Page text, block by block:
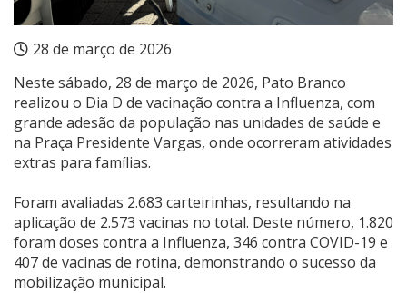
28 de março de 2026
Neste sábado, 28 de março de 2026, Pato Branco
realizou o Dia D de vacinação contra a Influenza, com
grande adesão da população nas unidades de saúde e
na Praça Presidente Vargas, onde ocorreram atividades
extras para famílias.
Foram avaliadas 2.683 carteirinhas, resultando na
aplicação de 2.573 vacinas no total. Deste número, 1.820
foram doses contra a Influenza, 346 contra COVID-19 e
407 de vacinas de rotina, demonstrando o sucesso da
mobilização municipal.